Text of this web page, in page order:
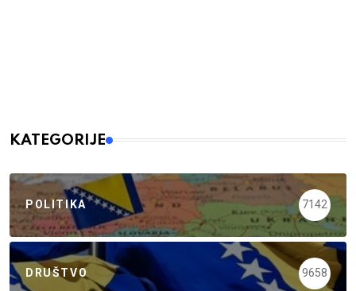
KATEGORIJE
POLITIKA 7142
DRUŠTVO 9658